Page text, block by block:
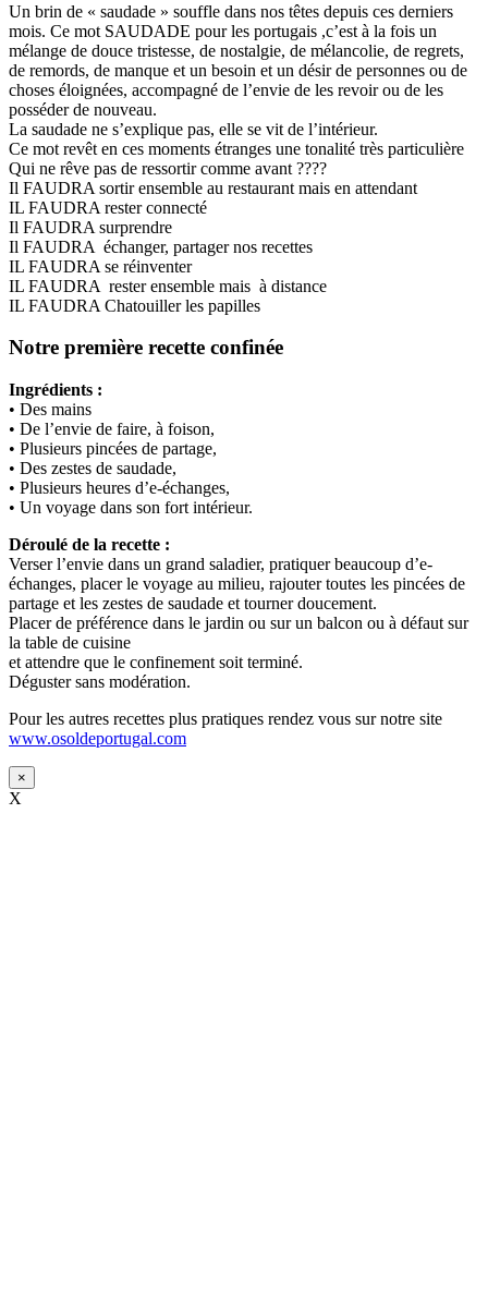
Un brin de « saudade » souffle dans nos têtes depuis ces derniers
mois. Ce mot SAUDADE pour les portugais ,c’est à la fois un
mélange de douce tristesse, de nostalgie, de mélancolie, de regrets,
de remords, de manque et un besoin et un désir de personnes ou de
choses éloignées, accompagné de l’envie de les revoir ou de les
posséder de nouveau.
La saudade ne s’explique pas, elle se vit de l’intérieur.
Ce mot revêt en ces moments étranges une tonalité très particulière
Qui ne rêve pas de ressortir comme avant ????
Il FAUDRA sortir ensemble au restaurant mais en attendant
IL FAUDRA rester connecté
Il FAUDRA surprendre
Il FAUDRA échanger, partager nos recettes
IL FAUDRA se réinventer
IL FAUDRA rester ensemble mais à distance
IL FAUDRA Chatouiller les papilles
Notre première recette confinée
Ingrédients :
• Des mains
• De l’envie de faire, à foison,
• Plusieurs pincées de partage,
• Des zestes de saudade,
• Plusieurs heures d’e-échanges,
• Un voyage dans son fort intérieur.
Déroulé de la recette :
Verser l’envie dans un grand saladier, pratiquer beaucoup d’e-
échanges, placer le voyage au milieu, rajouter toutes les pincées de
partage et les zestes de saudade et tourner doucement.
Placer de préférence dans le jardin ou sur un balcon ou à défaut sur
la table de cuisine
et attendre que le confinement soit terminé.
Déguster sans modération.
Pour les autres recettes plus pratiques rendez vous sur notre site
www.osoldeportugal.com
×
X